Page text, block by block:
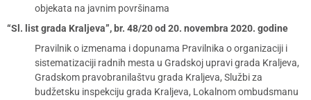
objekata na javnim površinama
“Sl. list grada Kraljeva”, br. 48/20 od 20. novembra 2020. godine
Pravilnik o izmenama i dopunama Pravilnika o organizaciji i
sistematizaciji radnih mesta u Gradskoj upravi grada Kraljeva,
Gradskom pravobranilaštvu grada Kraljeva, Službi za
budžetsku inspekciju grada Kraljeva, Lokalnom ombudsmanu